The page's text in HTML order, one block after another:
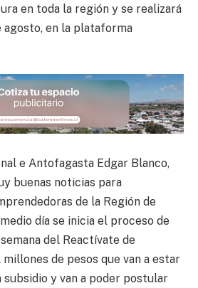
en toda la región y se realizará
agosto, en la plataforma
e Antofagasta Edgar Blanco,
buenas noticias para
de la Región de
día se inicia el proceso de
del Reactívate de
de pesos que van a estar
y van a poder postular